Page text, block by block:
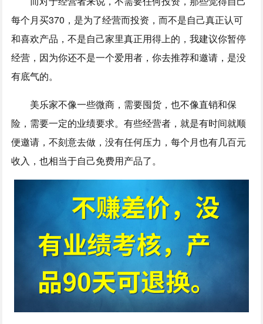
每个月买370，是为了经营而投资，而不是自己真正认可
和喜欢产品，不是自己家里真正用得上的，我建议你暂停
经营，因为你还不是一个爱用者，你去推荐和邀请，是没
有底气的。
美乐家不像一些微商，需要囤货，也不像直销和保
险，需要一定的业绩要求。有些经营者，就是有时间就顺
便邀请，不刻意去做，没有任何压力，每个月也有几百元
收入，也相当于自己免费用产品了。